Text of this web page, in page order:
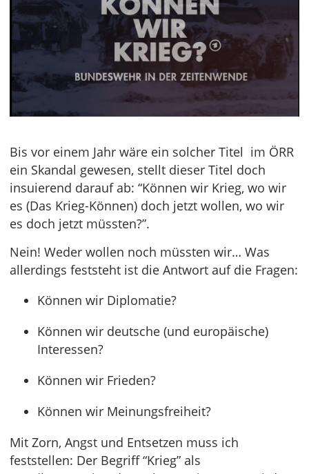
Bis vor einem Jahr wäre ein solcher Titel im ÖRR
ein Skandal gewesen, stellt dieser Titel doch
insuierend darauf ab: “Können wir Krieg, wo wir
es (Das Krieg-Können) doch jetzt wollen, wo wir
es doch jetzt müssten?”.
Nein! Weder wollen noch müssten wir… Was
allerdings feststeht ist die Antwort auf die Fragen:
Können wir Diplomatie?
Können wir deutsche (und europäische)
Interessen?
Können wir Frieden?
Können wir Meinungsfreiheit?
Mit Zorn, Angst und Entsetzen muss ich
feststellen: Der Begriff “Krieg” als